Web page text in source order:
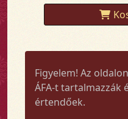
Figyelem! Az
ÁFA-t tartalmazzák
értendőek.